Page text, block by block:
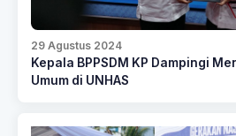
29 Agustus 2024
Kepala BPPSDM KP Dampingi
Umum di UNHAS